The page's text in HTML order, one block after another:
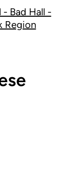
Bad Hall -
Region